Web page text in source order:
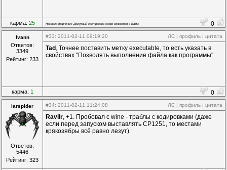
карма: 25 Немного терпения! Дежурный экстрасенс скоро свяжется с Вами! 0
Ivann
Ответов:
3349
Рейтинг: 233
#33: 2011-02-11 09:19:20 ЛС | профиль | цитата
Tad , Точнее поставить метку executable, то есть указать в
свойствах "Позволять выполнение файла как программы"
карма: 1 0
iarspider
Ответов:
5446
Рейтинг: 323
#34: 2011-02-11 11:24:08 ЛС | профиль | цитата
Ravilr, +1. Пробовал с wine - траблы с кодировками (даже
если перед запуском выставлять CP1251, то местами
крякозябры всё равно лезут)